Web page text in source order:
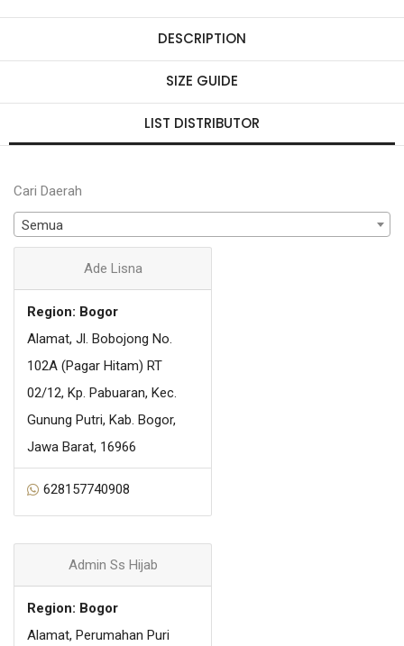
DESCRIPTION
SIZE GUIDE
LIST DISTRIBUTOR
Cari Daerah
Semua
Ade Lisna
Region: Bogor
Alamat, Jl. Bobojong No.
102A (Pagar Hitam) RT
02/12, Kp. Pabuaran, Kec.
Gunung Putri, Kab. Bogor,
Jawa Barat, 16966
628157740908
Admin Ss Hijab
Region: Bogor
Alamat, Perumahan Puri